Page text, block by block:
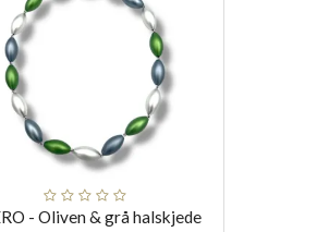
- Oliven & grå halskjede